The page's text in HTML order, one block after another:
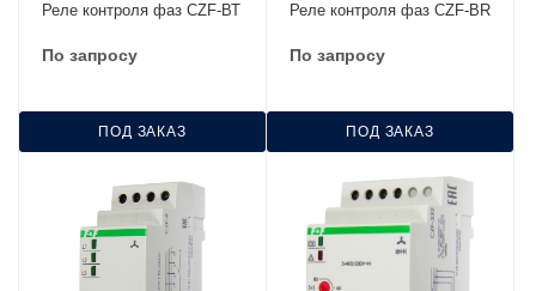
Реле контроля фаз CZF-ВТ
По запросу
ПОД ЗАКАЗ
Реле контроля фаз CZF-ВR
По запросу
ПОД ЗАКАЗ